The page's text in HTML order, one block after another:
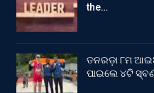
the…
ତନରଡ଼ା ୮ମ
ପାଇଲେ ୪ଟି